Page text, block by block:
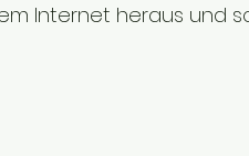
Internet heraus und